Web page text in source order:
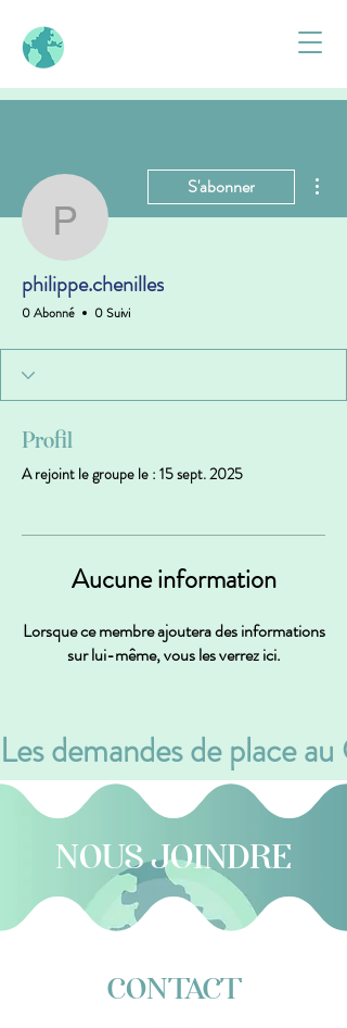
philippe.chenilles
S'abonner
philippe.chenilles
0 Abonné 0 Suivi
Profil
A rejoint le groupe le : 15 sept. 2025
Aucune information
Lorsque ce membre ajoutera des informations
sur lui-même, vous les verrez ici.
Les demandes de place
NOUS JOINDRE
CONTACT